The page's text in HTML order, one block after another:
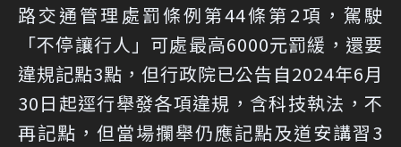
路交通管理處罰條例第44條第2項，駕駛
「不停讓行人」可處最高6000元罰緩，還要
違規記點3點，但行政院已公告自2024年6月
30日起逕行舉發各項違規，含科技執法，不
再記點，但當場攔舉仍應記點及道安講習3